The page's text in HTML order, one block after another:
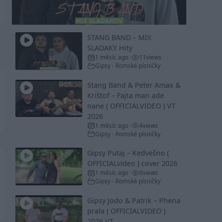
Video
STANG BAND – MIX
SLADAKY Hity
1 měsíc ago 11views
Gipsy - Romské písničky
Stang Band & Peter Amax &
Krištof – Fajta man ade
nane ( OFFICIALVIDEO ) VT
2026
1 měsíc ago 4views
Gipsy - Romské písničky
Gipsy Putaj – Kedvešno (
OFFICIALvideo ) cover 2026
1 měsíc ago 0views
Gipsy - Romské písničky
Gipsy Jodo & Patrik – Phena
prala ( OFFICIALVIDEO )